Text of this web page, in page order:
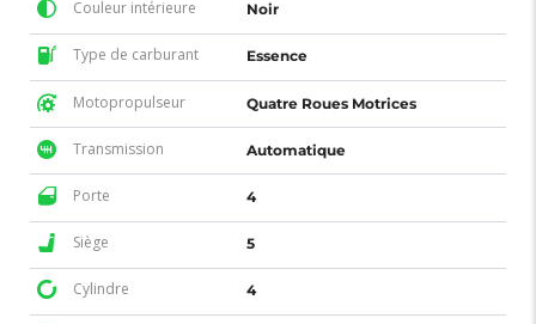
Couleur intérieure Noir
Type de carburant Essence
Motopropulseur Quatre Roues Motrices
Transmission Automatique
Porte 4
Siège 5
Cylindre 4